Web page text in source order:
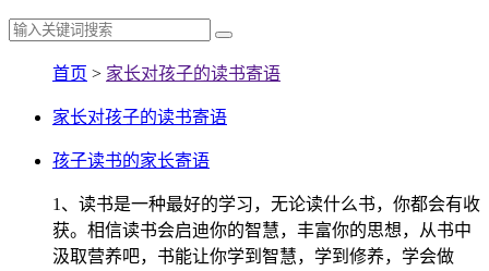
首页 > 家长对孩子的读书寄语
家长对孩子的读书寄语
孩子读书的家长寄语
1、读书是一种最好的学习，无论读什么书，你都会有收
获。相信读书会启迪你的智慧，丰富你的思想，从书中
汲取营养吧，书能让你学到智慧，学到修养，学会做